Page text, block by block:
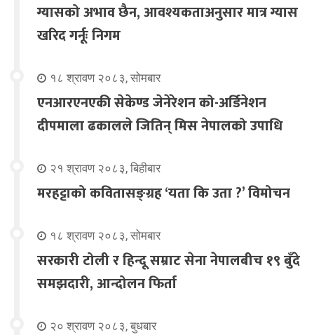
ग्यासको अभाव छैन, आवश्यकताअनुसार मात्र ग्यास
खरिद गर्नूः निगम
१८ श्रावण २०८३, सोमबार
एनआरएनएकी सेकेण्ड जेनेरेशन को-अर्डिनेशन
दीपमाला ढकालले जितिन् मिस नेपालको उपाधि
२१ श्रावण २०८३, बिहीबार
मरहट्टाको कवितासङ्ग्रह ‘यता कि उता ?’ विमोचन
१८ श्रावण २०८३, सोमबार
सरकारी टोली र हिन्दू सम्राट सेना नेपालबीच १९ बुँदे
समझदारी, आन्दोलन फिर्ता
२० श्रावण २०८३, बुधबार